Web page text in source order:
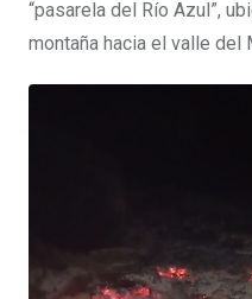
“pasarela del Río Azul”,
montaña hacia el valle del